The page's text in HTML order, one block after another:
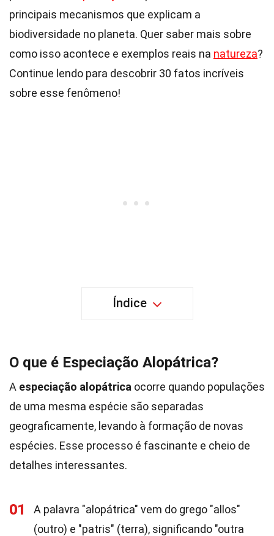
principais mecanismos que explicam a
biodiversidade no planeta. Quer saber mais sobre
como isso acontece e exemplos reais na natureza?
Continue lendo para descobrir 30 fatos incríveis
sobre esse fenômeno!
Índice
O que é Especiação Alopátrica?
A especiação alopátrica ocorre quando populações
de uma mesma espécie são separadas
geograficamente, levando à formação de novas
espécies. Esse processo é fascinante e cheio de
detalhes interessantes.
01
A palavra "alopátrica" vem do grego "allos"
(outro) e "patris" (terra), significando "outra